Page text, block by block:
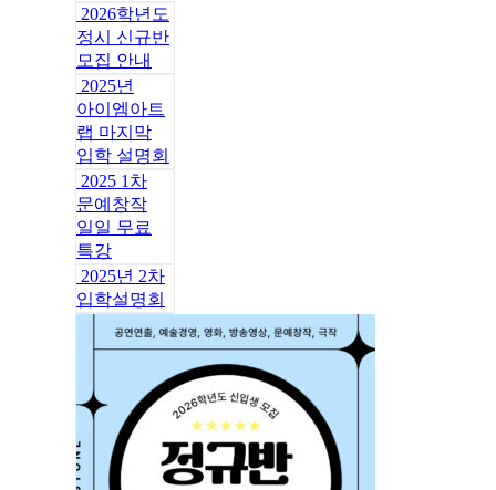
2026학년도
정시 신규반
모집 안내
2025년
아이엠아트
랩 마지막
입학 설명회
2025 1차
문예창작
일일 무료
특강
2025년 2차
입학설명회